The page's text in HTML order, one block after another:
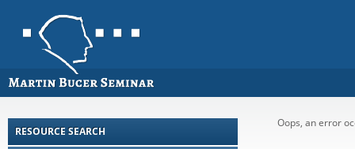
RESOURCE SEARCH
Oops, an error